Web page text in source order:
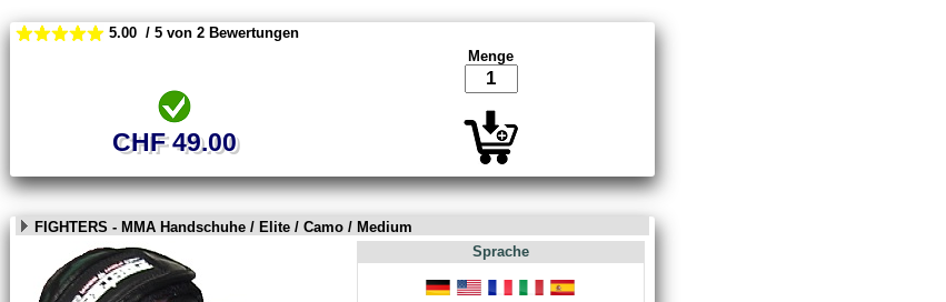
5.00 / 5 von 2 Bewertungen
CHF 49.00
Menge
FIGHTERS - MMA Handschuhe / Elite / Camo / Medium
Sprache